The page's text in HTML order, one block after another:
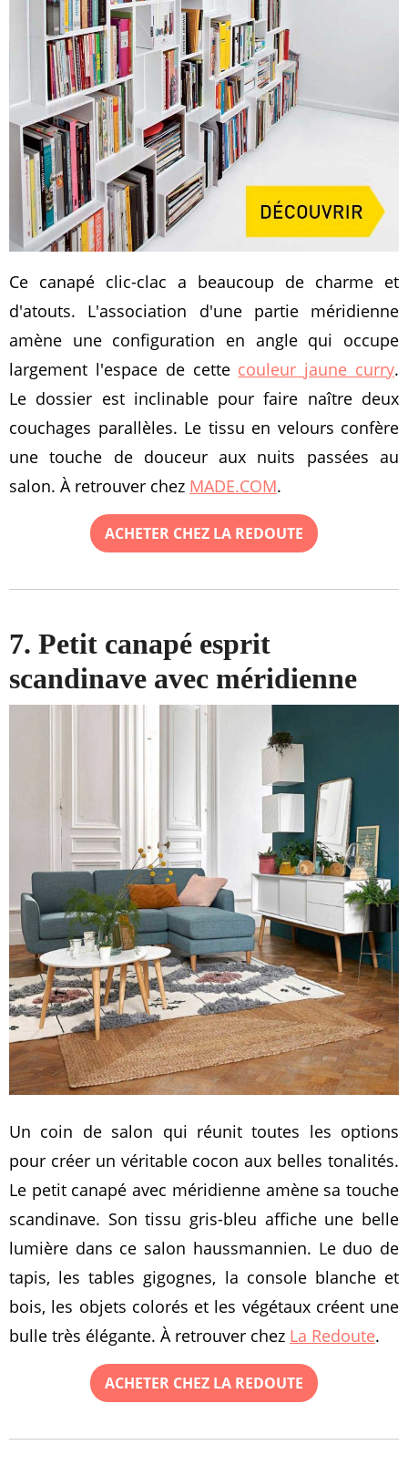
Ce canapé clic-clac a beaucoup de charme et
d'atouts. L'association d'une partie méridienne
amène une configuration en angle qui occupe
largement l'espace de cette couleur jaune curry.
Le dossier est inclinable pour faire naître deux
couchages parallèles. Le tissu en velours confère
une touche de douceur aux nuits passées au
salon. À retrouver chez MADE.COM.
ACHETER CHEZ LA REDOUTE
7. Petit canapé esprit
scandinave avec méridienne
Un coin de salon qui réunit toutes les options
pour créer un véritable cocon aux belles tonalités.
Le petit canapé avec méridienne amène sa touche
scandinave. Son tissu gris-bleu affiche une belle
lumière dans ce salon haussmannien. Le duo de
tapis, les tables gigognes, la console blanche et
bois, les objets colorés et les végétaux créent une
bulle très élégante. À retrouver chez La Redoute.
ACHETER CHEZ LA REDOUTE